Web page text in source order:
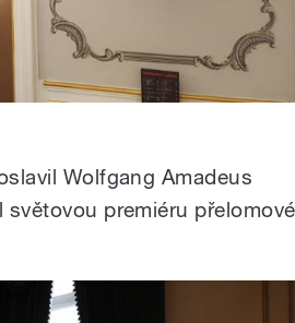
Wolfgang Amadeus
premiéru přelomové